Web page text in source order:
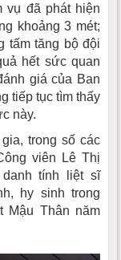
vụ đã phát hiện
khoảng 3 mét;
tấm tăng bộ đội
hết sức quan
giá của Ban
tiếp tục tìm thấy
này.
trong số các
viên Lê Thị
tính liệt sĩ
hy sinh trong
Mậu Thân năm